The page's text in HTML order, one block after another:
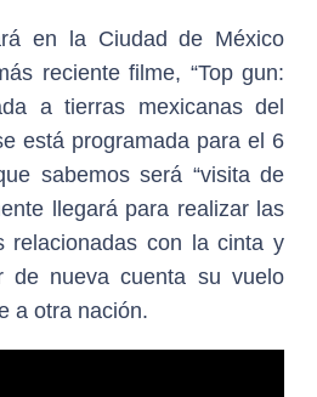
en la Ciudad de México
reciente filme, “Top gun:
a tierras mexicanas del
está programada para el 6
sabemos será “visita de
llegará para realizar las
relacionadas con la cinta y
de nueva cuenta su vuelo
a otra nación.